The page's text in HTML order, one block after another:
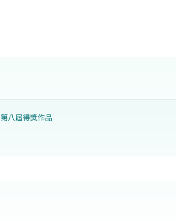
第八屆得獎作品